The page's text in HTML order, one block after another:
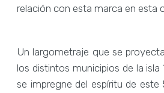
relación con esta marca en esta
Un largometraje que se
los distintos municipios de la isla
se impregne del espíritu de este